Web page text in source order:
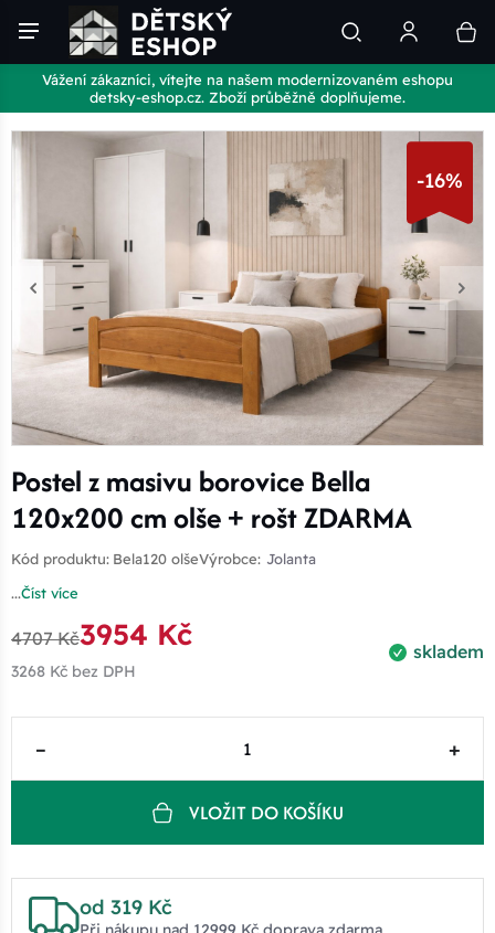
Vážení zákazníci, vítejte na našem modernizovaném eshopu
detsky-eshop.cz. Zboží průběžně doplňujeme.
-16%
Postel z masivu borovice Bella
120x200 cm olše + rošt ZDARMA
Kód produktu: Bela120 olšeVýrobce: Jolanta
...Číst více
skladem
4707 Kč3954 Kč
3268 Kč bez DPH
– +
VLOŽIT DO KOŠÍKU
od 319 Kč